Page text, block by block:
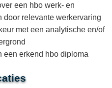
een hbo werk- en
door relevante werkervaring
met een analytische en/of
een erkend hbo diploma